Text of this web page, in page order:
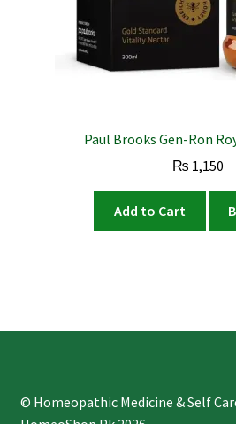
Paul Brooks Gen-Ron
₨ 1,150
Add to Cart
© Homeopathic Medicine & Self